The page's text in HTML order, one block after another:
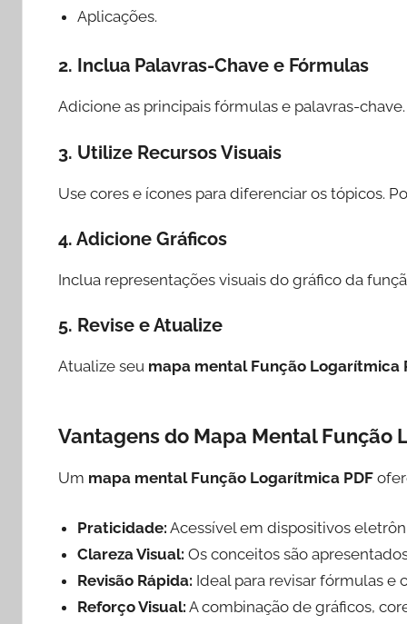
Aplicações.
2. Inclua Palavras-Chave e Fórmulas
Adicione as principais fórmulas e palavras-
3. Utilize Recursos Visuais
Use cores e ícones para diferenciar os tópicos.
4. Adicione Gráficos
Inclua representações visuais do gráfico da
5. Revise e Atualize
Atualize seu mapa mental Função Logarítmica
Vantagens do Mapa Mental Função
Um mapa mental Função Logarítmica PDF
Praticidade: Acessível em dispositivos
Clareza Visual: Os conceitos são
Revisão Rápida: Ideal para revisar fórmulas e
Reforço Visual: A combinação de gráficos,